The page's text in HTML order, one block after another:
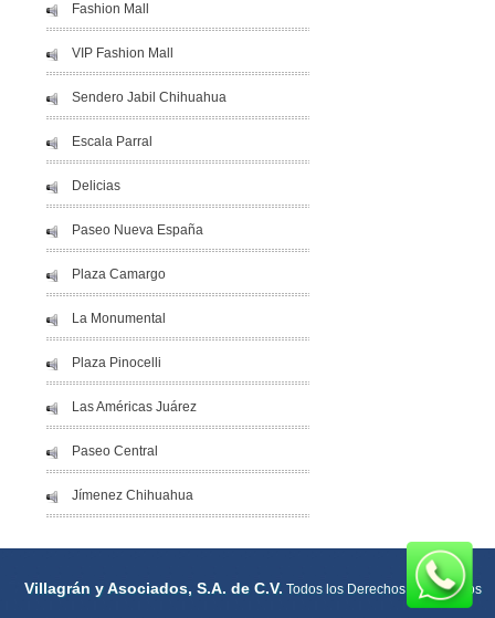
Fashion Mall
VIP Fashion Mall
Sendero Jabil Chihuahua
Escala Parral
Delicias
Paseo Nueva España
Plaza Camargo
La Monumental
Plaza Pinocelli
Las Américas Juárez
Paseo Central
Jímenez Chihuahua
Villagrán y Asociados, S.A. de C.V. Todos los Derechos Reservados